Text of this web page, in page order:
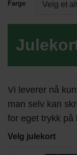
Farge
Vi leverer nå
man selv kan
for eget trykk på
Velg julekort